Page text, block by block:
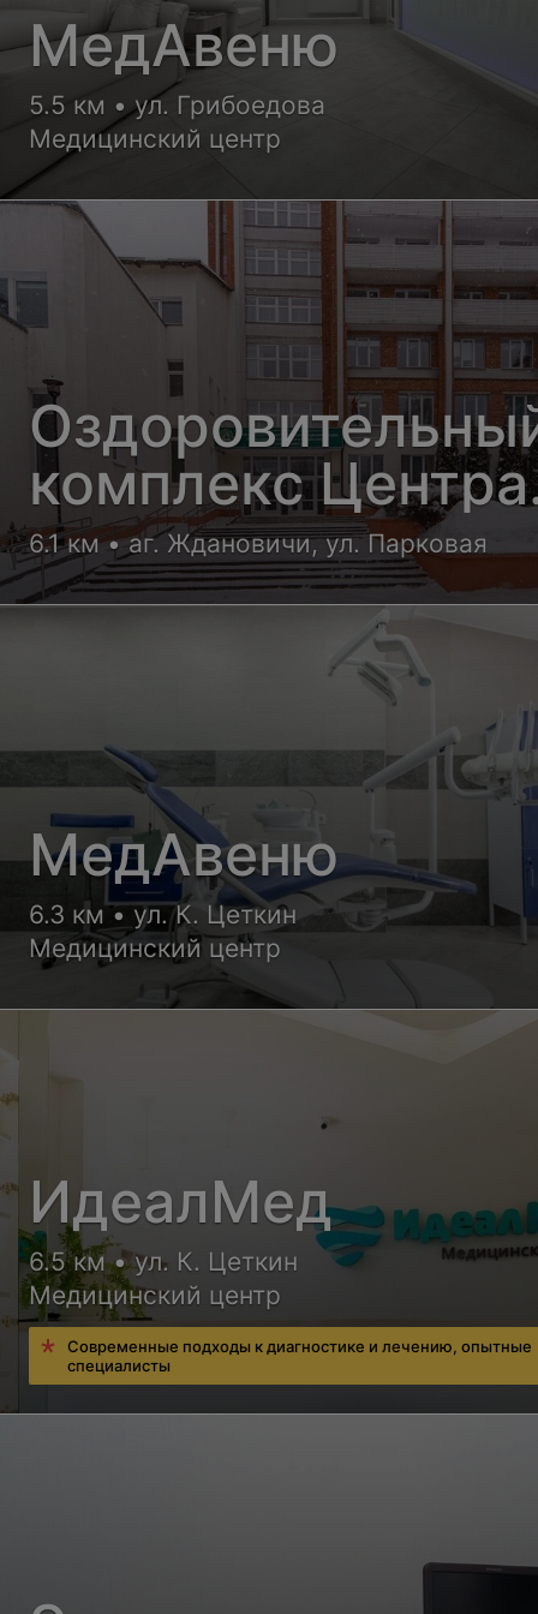
МедАвеню
5.5 км • ул. Грибоедова
Медицинский центр
комплекс Центра
подготовки
Минлесхоза
6.1 км • аг. Ждановичи, ул. Парковая
МедАвеню
6.3 км • ул. К. Цеткин
Медицинский центр
ИдеалМед
6.5 км • ул. К. Цеткин
Медицинский центр
Современные подходы к диагностике и лечению, опытные
специалисты